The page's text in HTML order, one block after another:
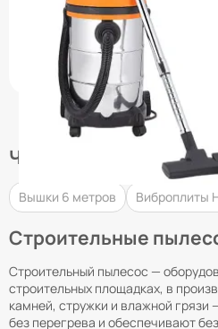
77 350 ₸
q_100464 В
Часто ищут
Вышки 6 метров Виброплиты
Строительные
Строительный пылесос —
строительных площадках, в
камней, стружки и влажной грязи
без перегрева и обеспечивают